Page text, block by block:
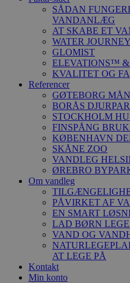
SÅDAN
VANDANLÆG
AT SKABE ET
WATER
GLOMIST
ELEVATIONS™
KVALITET OG
Referencer
GØTEBORG
BORÅS
STOCKHOLM
FINSPÅNG
KØBENHAVN
SKÅNE ZOO
VANDLEG
ØREBRO
Om vandleg
PÅVIRKET AF
EN SMART
LAD BØRN
VAND OG
AT LEGE PÅ
Kontakt
Min konto